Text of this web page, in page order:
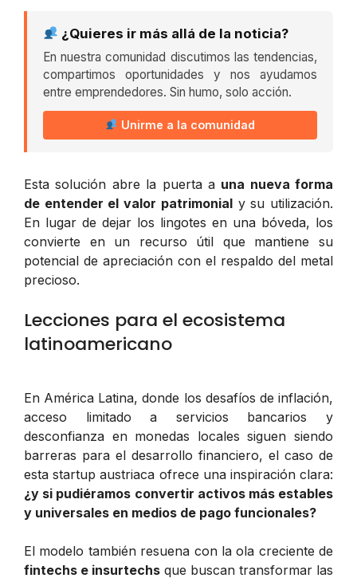
¿Quieres ir más allá de la noticia?
En nuestra comunidad discutimos las tendencias,
compartimos oportunidades y nos ayudamos
entre emprendedores. Sin humo, solo acción.
Unirme a la comunidad
Esta solución abre la puerta a una nueva forma
de entender el valor patrimonialy su utilización.
En lugar de dejar los lingotes en una bóveda, los
convierte en un recurso útil que mantiene su
potencial de apreciación con el respaldo del metal
precioso.
Lecciones para el ecosistema
latinoamericano
En América Latina, donde los desafíos de inflación,
acceso limitado a servicios bancarios y
desconfianza en monedas locales siguen siendo
barreras para el desarrollo financiero, el caso de
esta startup austriaca ofrece una inspiración clara:
¿y si pudiéramos convertir activos más estables
y universales en medios de pago funcionales?
El modelo también resuena con la ola creciente de
fintechs e insurtechs que buscan transformar las